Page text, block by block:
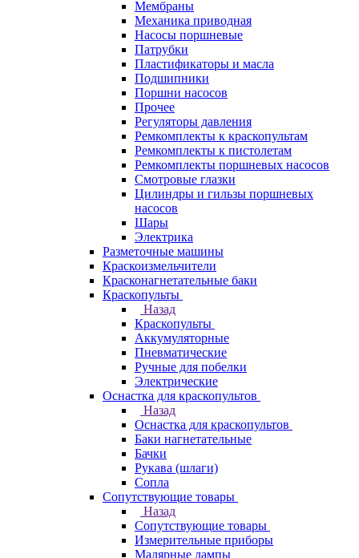
Мембраны
Механика приводная
Насосы поршневые
Патрубки
Пластификаторы и масла
Подшипники
Поршни насосов
Прочее
Регуляторы давления
Ремкомплекты к краскопультам
Ремкомплекты к пистолетам
Ремкомплекты поршневых насосов
Смотровые глазки
Цилиндры и гильзы поршневых
насосов
Шары
Электрика
Разметочные машины
Краскоизмельчители
Красконагнетательные баки
Краскопульты
Назад
Краскопульты
Аккумуляторные
Пневматические
Ручные для побелки
Электрические
Оснастка для краскопультов
Назад
Оснастка для краскопультов
Баки нагнетательные
Бачки
Рукава (шлаги)
Сопла
Сопутствующие товары
Назад
Сопутствующие товары
Измерительные приборы
Малярные лампы